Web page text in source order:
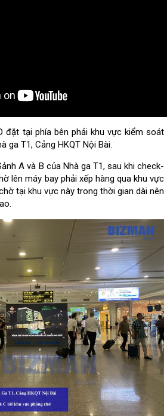
đặt tại phía bên phải khu vực kiểm soát
ga T1, Cảng HKQT Nội Bài.
A và B của Nhà ga T1, sau khi check-
lên máy bay phải xếp hàng qua khu vực
tại khu vực này trong thời gian dài nên